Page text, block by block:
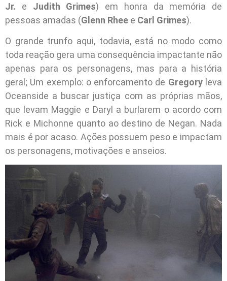
Jr. e Judith Grimes) em honra da memória de
pessoas amadas (Glenn Rhee e Carl Grimes).
O grande trunfo aqui, todavia, está no modo como
toda reação gera uma consequência impactante não
apenas para os personagens, mas para a história
geral; Um exemplo: o enforcamento de Gregoryleva
Oceanside a buscar justiça com as próprias mãos,
que levam Maggie e Daryl a burlarem o acordo com
Rick e Michonne quanto ao destino de Negan. Nada
mais é por acaso. Ações possuem peso e impactam
os personagens, motivações e anseios.